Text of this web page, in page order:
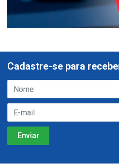
Cadastre-se para